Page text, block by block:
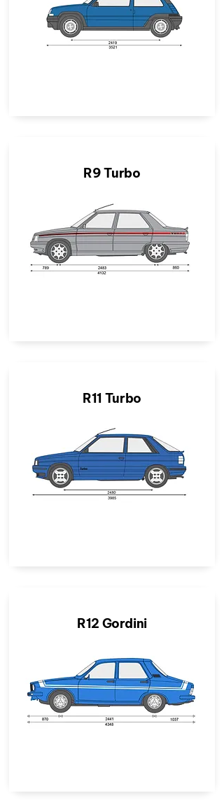
R9 Turbo
R11 Turbo
R12 Gordini